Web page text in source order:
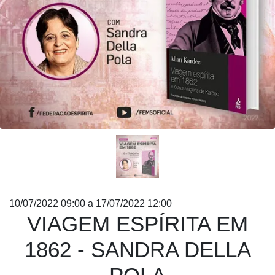
10/07/2022 09:00 a 17/07/2022 12:00
VIAGEM ESPÍRITA EM
1862 - SANDRA DELLA